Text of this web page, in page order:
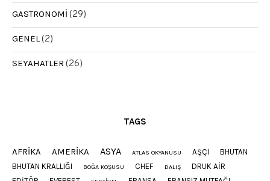
GASTRONOMI (29)
GENEL(2)
SEYAHATLER (26)
TAGS
AFRIKA AMERIKA ASYA ATLAS OKYANUSU AŞÇI
BHUTAN
BHUTAN KRALLIĞI
BOĞA KOŞUSU CHEF DALIŞ
DRUK AIR